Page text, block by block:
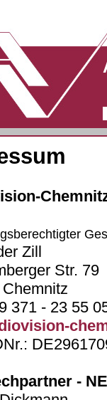
Zill
Str. 79
371 - 23 55
-